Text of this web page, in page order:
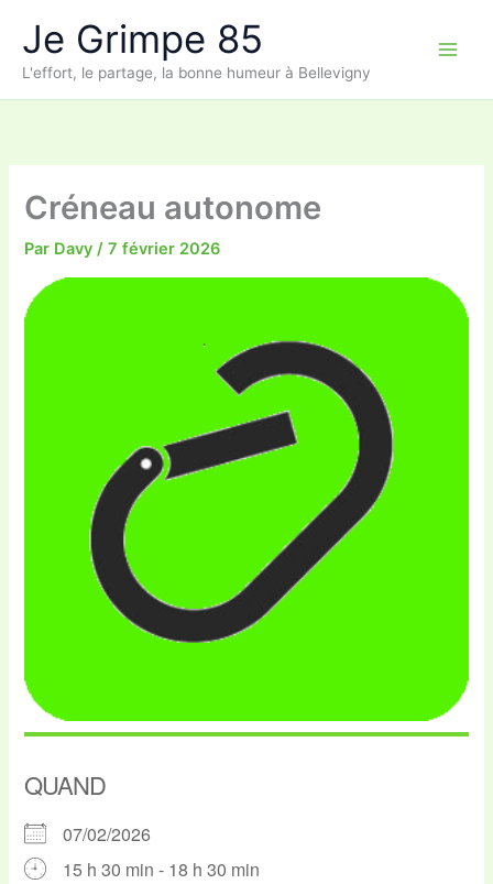
contenu
Je Grimpe 85
L'effort, le partage, la bonne humeur à Bellevigny
Créneau autonome
Par Davy/7 février 2026
QUAND
07/02/2026
15 h 30 min - 18 h 30 min